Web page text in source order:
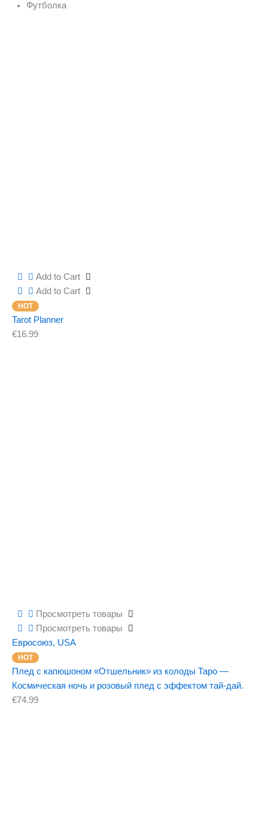
Футболка
Add to Cart
Add to Cart
Tarot Planner
€16.99
Просмотреть товары
Просмотреть товары
Евросоюз, USA
Плед с капюшоном «Отшельник» из колоды Таро —
Космическая ночь и розовый плед с эффектом тай-дай.
€74.99